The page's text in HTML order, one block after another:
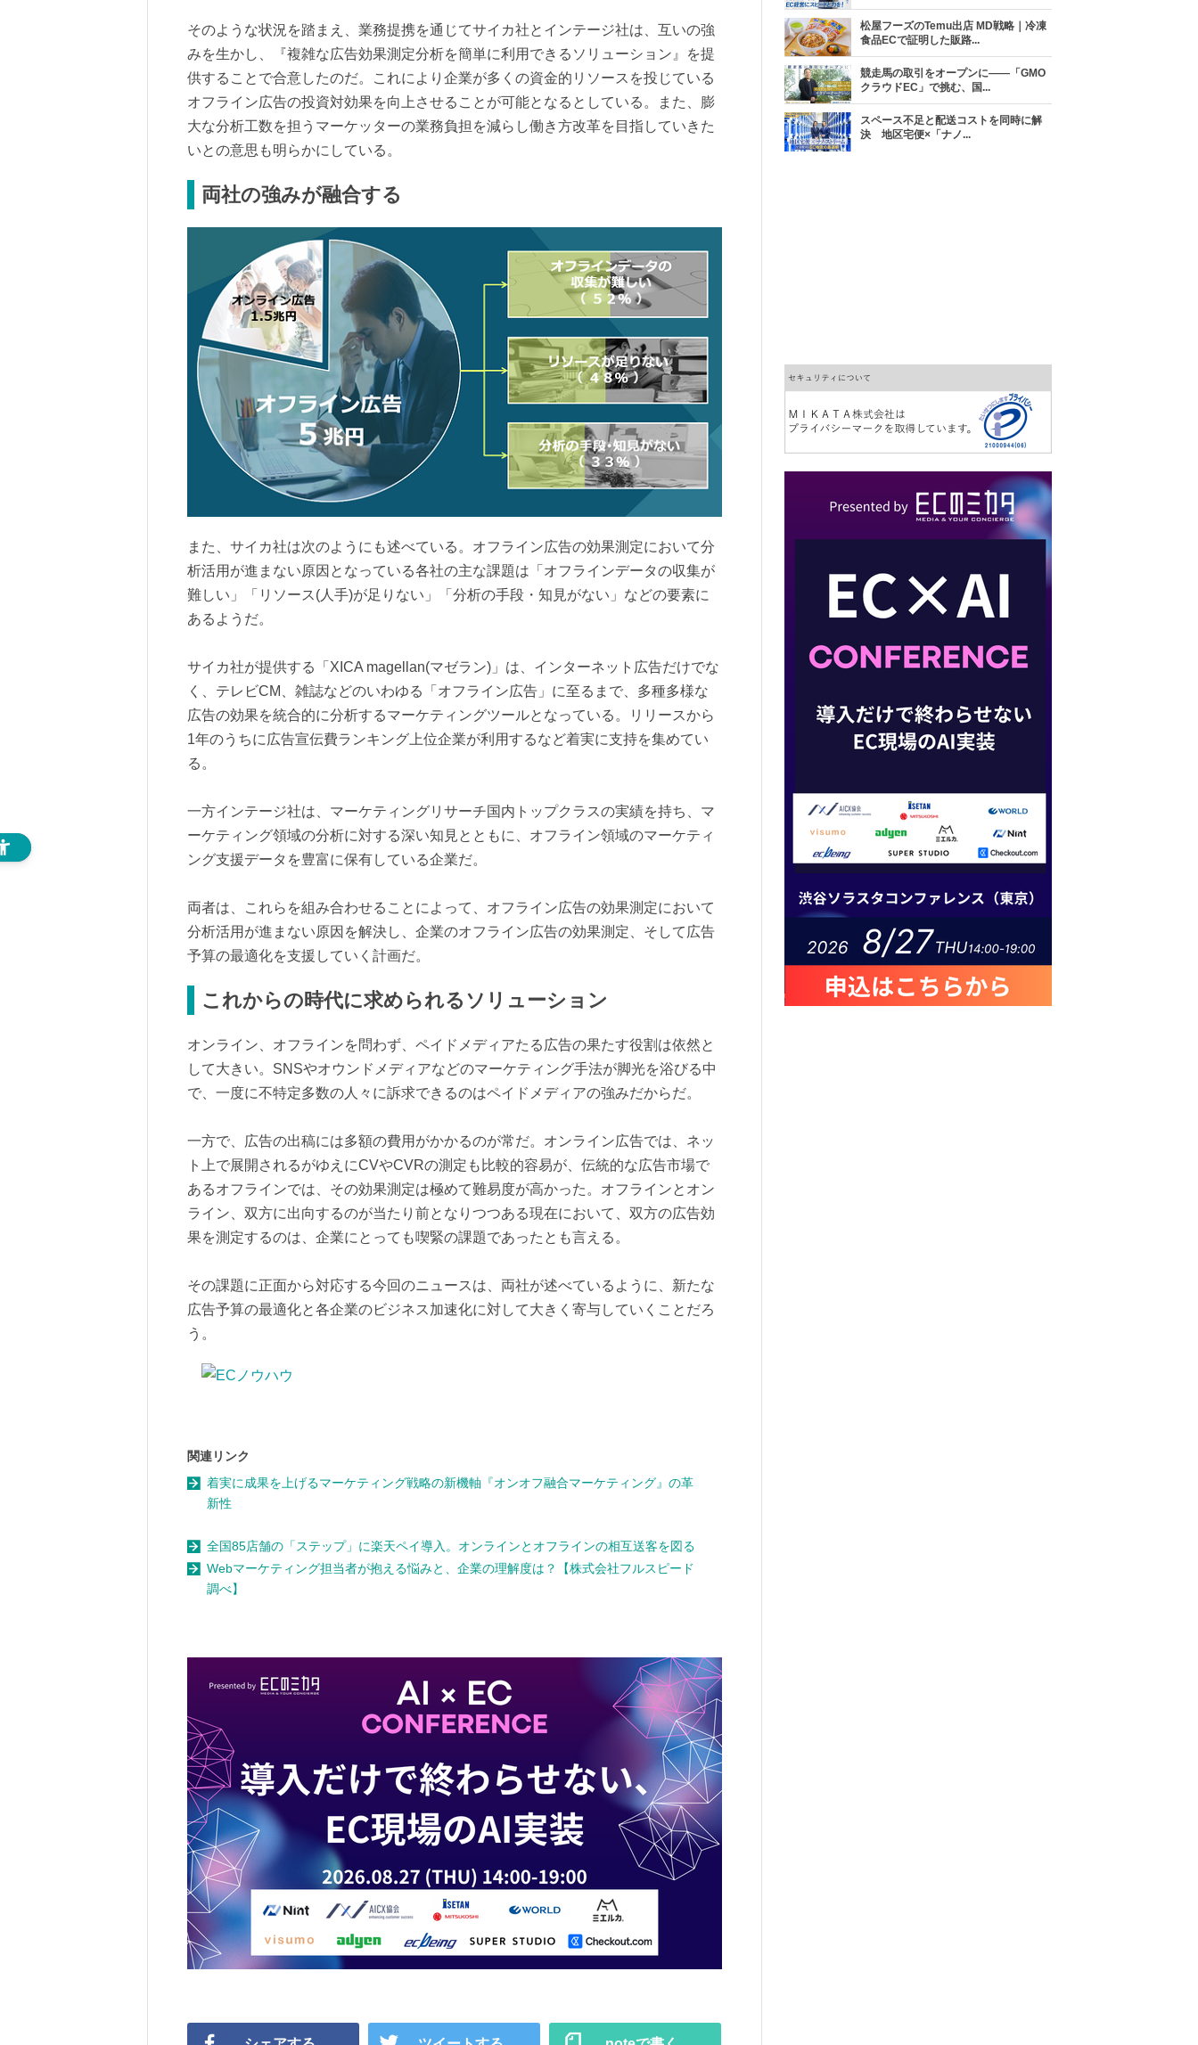
そのような状況を踏まえ、業務提携を通じてサイカ社とインテージ社は、互いの強
みを生かし、『複雑な広告効果測定分析を簡単に利用できるソリューション』を提
供することで合意したのだ。これにより企業が多くの資金的リソースを投じている
オフライン広告の投資対効果を向上させることが可能となるとしている。また、膨
大な分析工数を担うマーケッターの業務負担を減らし働き方改革を目指していきた
いとの意思も明らかにしている。
両社の強みが融合する
また、サイカ社は次のようにも述べている。オフライン広告の効果測定において分
析活用が進まない原因となっている各社の主な課題は「オフラインデータの収集が
難しい」「リソース(人手)が足りない」「分析の手段・知見がない」などの要素に
あるようだ。
サイカ社が提供する「XICA magellan(マゼラン)」は、インターネット広告だけでな
く、テレビCM、雑誌などのいわゆる「オフライン広告」に至るまで、多種多様な
広告の効果を統合的に分析するマーケティングツールとなっている。リリースから
1年のうちに広告宣伝費ランキング上位企業が利用するなど着実に支持を集めてい
る。
一方インテージ社は、マーケティングリサーチ国内トップクラスの実績を持ち、マ
ーケティング領域の分析に対する深い知見とともに、オフライン領域のマーケティ
ング支援データを豊富に保有している企業だ。
両者は、これらを組み合わせることによって、オフライン広告の効果測定において
分析活用が進まない原因を解決し、企業のオフライン広告の効果測定、そして広告
予算の最適化を支援していく計画だ。
これからの時代に求められるソリューション
オンライン、オフラインを問わず、ペイドメディアたる広告の果たす役割は依然と
して大きい。SNSやオウンドメディアなどのマーケティング手法が脚光を浴びる中
で、一度に不特定多数の人々に訴求できるのはペイドメディアの強みだからだ。
一方で、広告の出稿には多額の費用がかかるのが常だ。オンライン広告では、ネッ
ト上で展開されるがゆえにCVやCVRの測定も比較的容易が、伝統的な広告市場で
あるオフラインでは、その効果測定は極めて難易度が高かった。オフラインとオン
ライン、双方に出向するのが当たり前となりつつある現在において、双方の広告効
果を測定するのは、企業にとっても喫緊の課題であったとも言える。
その課題に正面から対応する今回のニュースは、両社が述べているように、新たな
広告予算の最適化と各企業のビジネス加速化に対して大きく寄与していくことだろ
う。
関連リンク
着実に成果を上げるマーケティング戦略の新機軸『オンオフ融合マーケティング』の革
新性
全国85店舗の「ステップ」に楽天ペイ導入。オンラインとオフラインの相互送客を図る
Webマーケティング担当者が抱える悩みと、企業の理解度は？【株式会社フルスピード
調べ】
松屋フーズのTemu出店 MD戦略｜冷凍
食品ECで証明した販路...
競走馬の取引をオープンに――「GMO
クラウドEC」で挑む、国...
スペース不足と配送コストを同時に解
決 地区宅便×「ナノ...